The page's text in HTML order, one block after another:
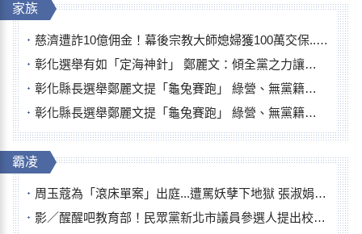
家族
慈濟遭詐10億佣金！幕後宗教大師媳婦獲100萬交保...快步奔離不發一語
彰化選舉有如「定海神針」 鄭麗文：傾全黨之力讓彰化贏
彰化縣長選舉鄭麗文提「龜兔賽跑」 綠營、無黨籍忙否認是烏龜
彰化縣長選舉鄭麗文提「龜兔賽跑」 綠營、無黨籍忙否認是烏龜
霸凌
周玉蔻為「滾床單案」出庭...遭罵妖孽下地獄 張淑娟批：舌頭殺人有罪
影／醒醒吧教育部！民眾黨新北市議員參選人提出校園反毒防線升級政見